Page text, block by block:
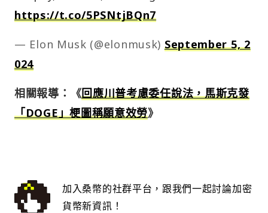
https://t.co/5PSNtjBQn7
— Elon Musk (@elonmusk) September 5, 2
024
相關報導：《回應川普考慮委任說法，馬斯克發
「DOGE」梗圖稱願意效勞》
加入桑幣的社群平台，跟我們一起討論加密
貨幣新資訊！